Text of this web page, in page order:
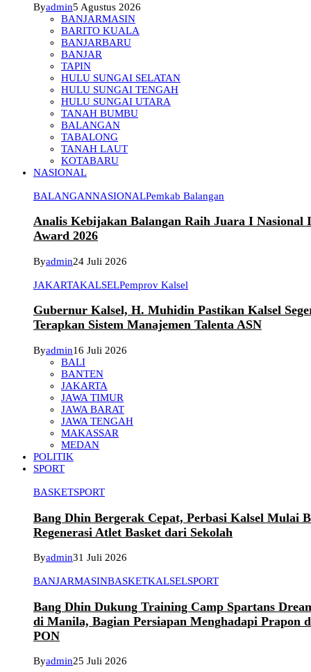
Byadmin5 Agustus 2026
BANJARMASIN
BARITO KUALA
BANJARBARU
BANJAR
TAPIN
HULU SUNGAI SELATAN
HULU SUNGAI TENGAH
HULU SUNGAI UTARA
TANAH BUMBU
BALANGAN
TABALONG
TANAH LAUT
KOTABARU
NASIONAL
BALANGANNASIONALPemkab Balangan
Analis Kebijakan Balangan Raih Juara I Nasional
Award 2026
Byadmin24 Juli 2026
JAKARTAKALSELPemprov Kalsel
Gubernur Kalsel, H. Muhidin Pastikan Kalsel
Terapkan Sistem Manajemen Talenta ASN
Byadmin16 Juli 2026
BALI
BANTEN
JAKARTA
JAWA TIMUR
JAWA BARAT
JAWA TENGAH
MAKASSAR
MEDAN
POLITIK
SPORT
BASKETSPORT
Bang Dhin Bergerak Cepat, Perbasi Kalsel Mulai
Regenerasi Atlet Basket dari Sekolah
Byadmin31 Juli 2026
BANJARMASINBASKETKALSELSPORT
Bang Dhin Dukung Training Camp Spartans
di Manila, Bagian Persiapan Menghadapi Prapon
PON
Byadmin25 Juli 2026